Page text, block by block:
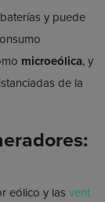
y puede
microeólica, y
de la
eólico y las vent